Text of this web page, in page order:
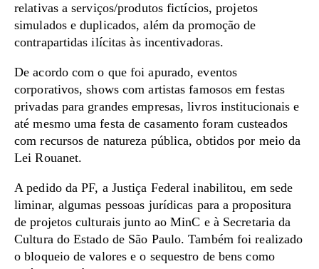
relativas a serviços/produtos fictícios, projetos
simulados e duplicados, além da promoção de
contrapartidas ilícitas às incentivadoras.
De acordo com o que foi apurado, eventos
corporativos, shows com artistas famosos em festas
privadas para grandes empresas, livros institucionais e
até mesmo uma festa de casamento foram custeados
com recursos de natureza pública, obtidos por meio da
Lei Rouanet.
A pedido da PF, a Justiça Federal inabilitou, em sede
liminar, algumas pessoas jurídicas para a propositura
de projetos culturais junto ao MinC e à Secretaria da
Cultura do Estado de São Paulo. Também foi realizado
o bloqueio de valores e o sequestro de bens como